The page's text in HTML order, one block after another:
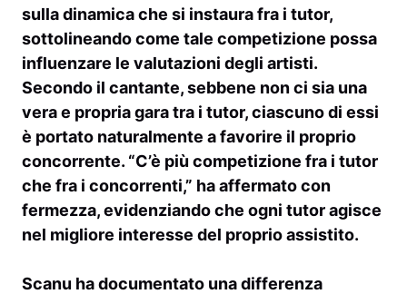
sulla dinamica che si instaura fra i tutor,
sottolineando come tale competizione possa
influenzare le valutazioni degli artisti.
Secondo il cantante, sebbene non ci sia una
vera e propria gara tra i tutor, ciascuno di essi
è portato naturalmente a favorire il proprio
concorrente. “C’è più competizione fra i tutor
che fra i concorrenti,” ha affermato con
fermezza, evidenziando che ogni tutor agisce
nel migliore interesse del proprio assistito.
Scanu ha documentato una differenza